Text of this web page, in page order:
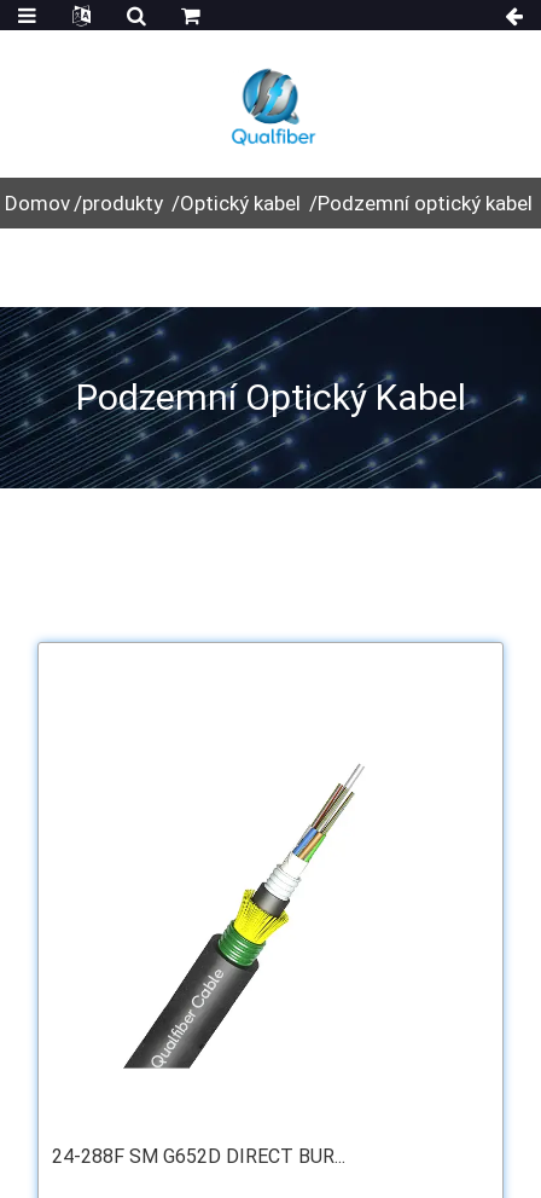
Domov produkty Optický kabel Podzemní optický kabel
Podzemní Optický Kabel
24-288F SM G652D DIRECT BUR...